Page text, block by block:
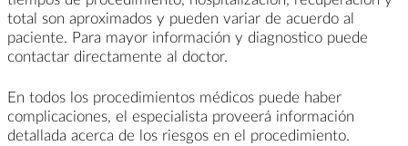
total son aproximados y pueden variar de acuerdo al
paciente. Para mayor información y diagnostico puede
contactar directamente al doctor.
En todos los procedimientos médicos puede haber
complicaciones, el especialista proveerá información
detallada acerca de los riesgos en el procedimiento.